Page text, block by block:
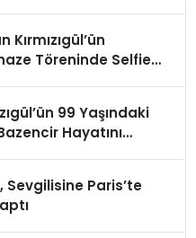
Kırmızıgül’ün
Töreninde Selfie
99 Yaşındaki
Hayatını
Sevgilisine Paris’te